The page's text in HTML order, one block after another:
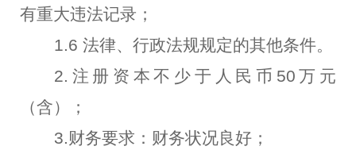
有重大违法记录；
1.6 法律、行政法规规定的其他条件。
2.注册资本不少于人民币50万元
（含）；
3.财务要求：财务状况良好；